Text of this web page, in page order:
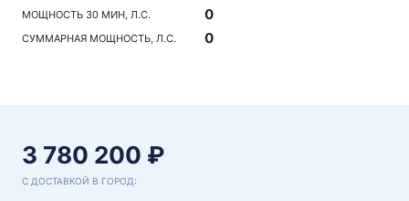
МОЩНОСТЬ 30 МИН, Л.С. 0
СУММАРНАЯ МОЩНОСТЬ, Л.С. 0
3 780 200 ₽
С ДОСТАВКОЙ В ГОРОД: